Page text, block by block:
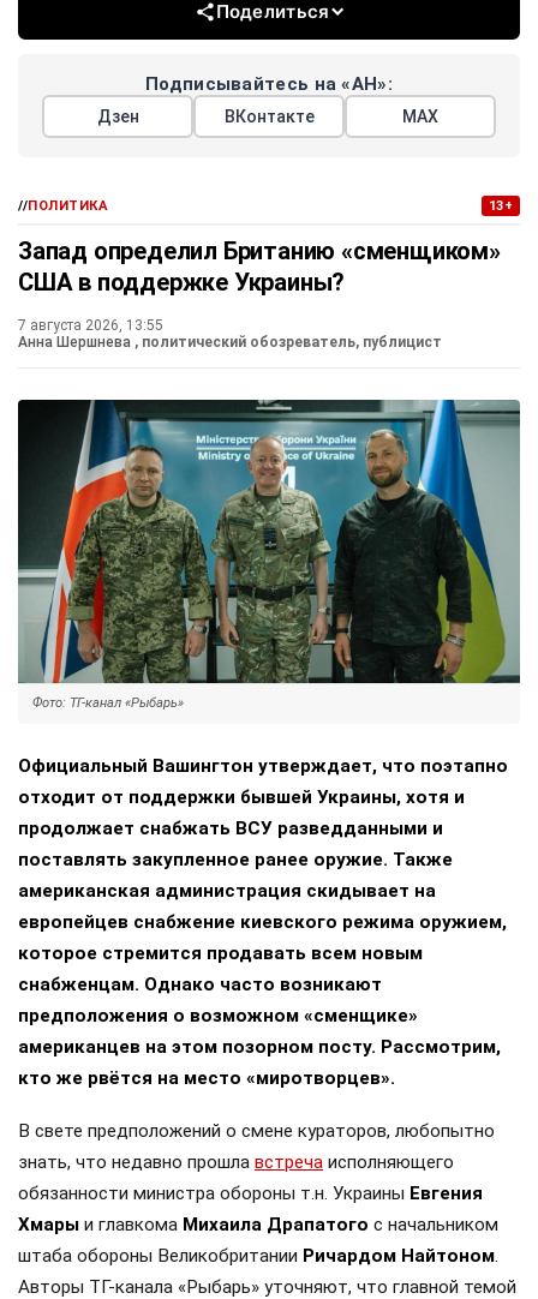
Поделиться
Подписывайтесь на «АН»:
Дзен ВКонтакте МАХ
//ПОЛИТИКА 13+
Запад определил Британию «сменщиком»
США в поддержке Украины?
7 августа 2026, 13:55
Анна Шершнева , политический обозреватель, публицист
Фото: ТГ-канал «Рыбарь»
Официальный Вашингтон утверждает, что поэтапно
отходит от поддержки бывшей Украины, хотя и
продолжает снабжать ВСУ разведданными и
поставлять закупленное ранее оружие. Также
американская администрация скидывает на
европейцев снабжение киевского режима оружием,
которое стремится продавать всем новым
снабженцам. Однако часто возникают
предположения о возможном «сменщике»
американцев на этом позорном посту. Рассмотрим,
кто же рвётся на место «миротворцев».
В свете предположений о смене кураторов, любопытно
знать, что недавно прошла встреча исполняющего
обязанности министра обороны т.н. Украины Евгения
Хмары и главкома Михаила Драпатого с начальником
штаба обороны Великобритании Ричардом Найтоном.
Авторы ТГ-канала «Рыбарь» уточняют, что главной темой